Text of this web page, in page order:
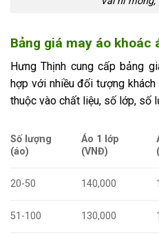
Bảng giá may áo khoác
Hưng Thịnh cung cấp bảng
hợp với nhiều đối tượng khách
thuộc vào chất liệu, số lớp, số
Số lượng
(áo)
Áo 1 lớp
(VNĐ)
20-50 140,000
51-100 130,000